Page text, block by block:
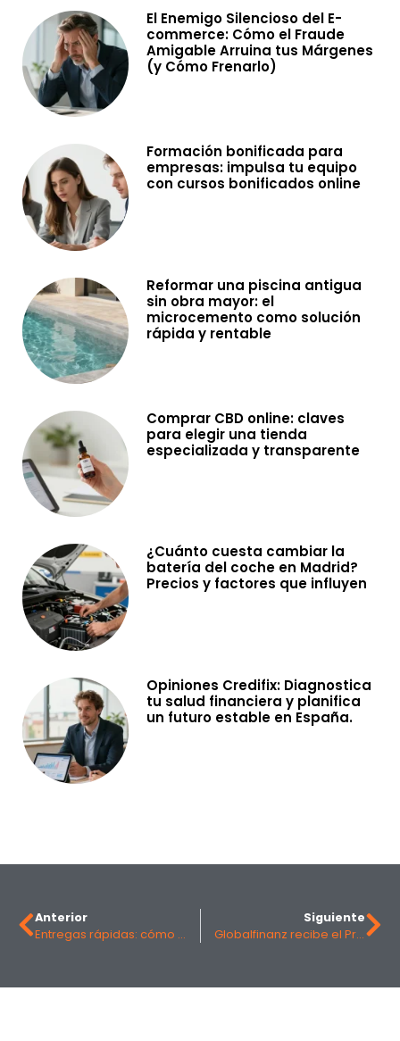
El Enemigo Silencioso del E-
commerce: Cómo el Fraude
Amigable Arruina tus Márgenes
(y Cómo Frenarlo)
Formación bonificada para
empresas: impulsa tu equipo
con cursos bonificados online
Reformar una piscina antigua
sin obra mayor: el
microcemento como solución
rápida y rentable
Comprar CBD online: claves
para elegir una tienda
especializada y transparente
¿Cuánto cuesta cambiar la
batería del coche en Madrid?
Precios y factores que influyen
Opiniones Credifix: Diagnostica
tu salud financiera y planifica
un futuro estable en España.
Anterior
Entregas rápidas: cómo preparar tu negocio para plazos cada vez más cortos
Siguiente
Globalfinanz recibe el Premio Mejor Correduría de Seguros de Vida Riesgo de LA RAZÓN